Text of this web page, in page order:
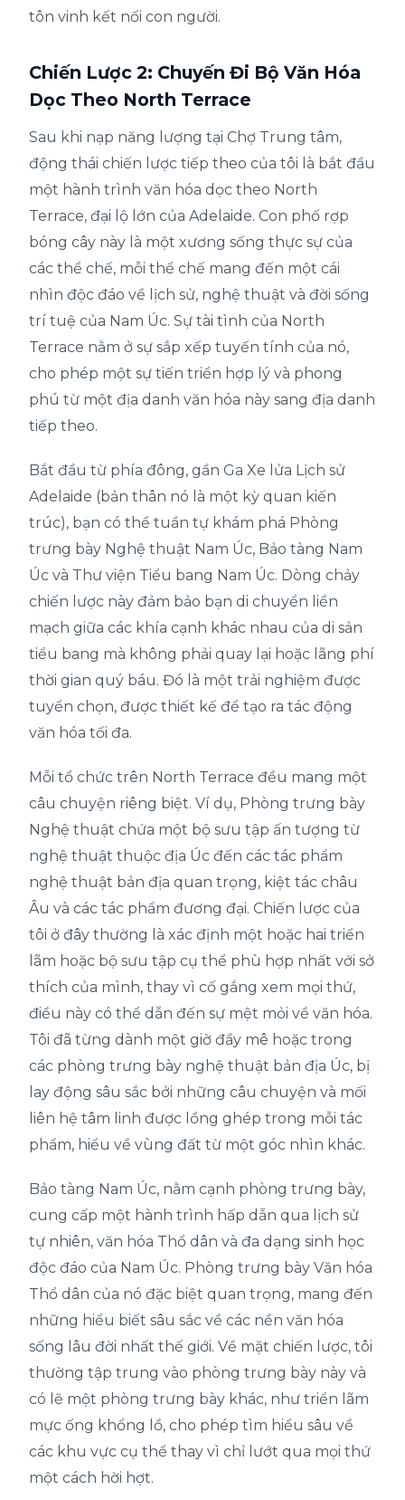
tôn vinh kết nối con người.
Chiến Lược 2: Chuyến Đi Bộ Văn Hóa
Dọc Theo North Terrace
Sau khi nạp năng lượng tại Chợ Trung tâm,
động thái chiến lược tiếp theo của tôi là bắt đầu
một hành trình văn hóa dọc theo North
Terrace, đại lộ lớn của Adelaide. Con phố rợp
bóng cây này là một xương sống thực sự của
các thể chế, mỗi thể chế mang đến một cái
nhìn độc đáo về lịch sử, nghệ thuật và đời sống
trí tuệ của Nam Úc. Sự tài tình của North
Terrace nằm ở sự sắp xếp tuyến tính của nó,
cho phép một sự tiến triển hợp lý và phong
phú từ một địa danh văn hóa này sang địa danh
tiếp theo.
Bắt đầu từ phía đông, gần Ga Xe lửa Lịch sử
Adelaide (bản thân nó là một kỳ quan kiến
trúc), bạn có thể tuần tự khám phá Phòng
trưng bày Nghệ thuật Nam Úc, Bảo tàng Nam
Úc và Thư viện Tiểu bang Nam Úc. Dòng chảy
chiến lược này đảm bảo bạn di chuyển liền
mạch giữa các khía cạnh khác nhau của di sản
tiểu bang mà không phải quay lại hoặc lãng phí
thời gian quý báu. Đó là một trải nghiệm được
tuyển chọn, được thiết kế để tạo ra tác động
văn hóa tối đa.
Mỗi tổ chức trên North Terrace đều mang một
câu chuyện riêng biệt. Ví dụ, Phòng trưng bày
Nghệ thuật chứa một bộ sưu tập ấn tượng từ
nghệ thuật thuộc địa Úc đến các tác phẩm
nghệ thuật bản địa quan trọng, kiệt tác châu
Âu và các tác phẩm đương đại. Chiến lược của
tôi ở đây thường là xác định một hoặc hai triển
lãm hoặc bộ sưu tập cụ thể phù hợp nhất với sở
thích của mình, thay vì cố gắng xem mọi thứ,
điều này có thể dẫn đến sự mệt mỏi về văn hóa.
Tôi đã từng dành một giờ đầy mê hoặc trong
các phòng trưng bày nghệ thuật bản địa Úc, bị
lay động sâu sắc bởi những câu chuyện và mối
liên hệ tâm linh được lồng ghép trong mỗi tác
phẩm, hiểu về vùng đất từ một góc nhìn khác.
Bảo tàng Nam Úc, nằm cạnh phòng trưng bày,
cung cấp một hành trình hấp dẫn qua lịch sử
tự nhiên, văn hóa Thổ dân và đa dạng sinh học
độc đáo của Nam Úc. Phòng trưng bày Văn hóa
Thổ dân của nó đặc biệt quan trọng, mang đến
những hiểu biết sâu sắc về các nền văn hóa
sống lâu đời nhất thế giới. Về mặt chiến lược, tôi
thường tập trung vào phòng trưng bày này và
có lẽ một phòng trưng bày khác, như triển lãm
mực ống khổng lồ, cho phép tìm hiểu sâu về
các khu vực cụ thể thay vì chỉ lướt qua mọi thứ
một cách hời hợt.